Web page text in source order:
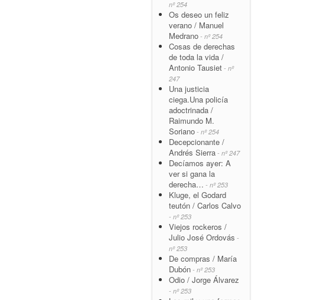
nº 254
Os deseo un feliz
verano / Manuel
Medrano - nº 254
Cosas de derechas
de toda la vida /
Antonio Tausiet - nº
247
Una justicia
ciega.Una policía
adoctrinada /
Raimundo M.
Soriano - nº 254
Decepcionante /
Andrés Sierra - nº 247
Decíamos ayer: A
ver si gana la
derecha… - nº 253
Kluge, el Godard
teutón / Carlos Calvo
- nº 253
Viejos rockeros /
Julio José Ordovás -
nº 253
De compras / María
Dubón - nº 253
Odio / Jorge Álvarez
- nº 253